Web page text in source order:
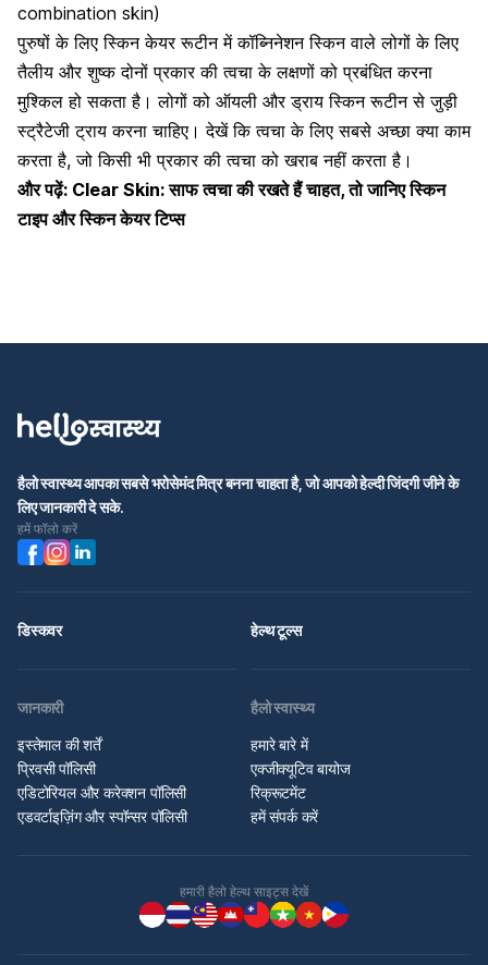
combination skin)
पुरुषों के लिए स्किन केयर रूटीन मेंकॉब्निनेशन स्किन वाले लोगों के लिए
तैलीय और शुष्क दोनों प्रकार की त्वचा के लक्षणों को प्रबंधित करना
मुश्किल हो सकता है। लोगों को ऑयली और ड्राय स्किन रूटीन से जुड़ी
स्ट्रैटेजी ट्राय करना चाहिए। देखें कि त्वचा के लिए सबसे अच्छा क्या काम
करता है, जो किसी भी प्रकार की त्वचा को खराब नहीं करता है।
और पढ़ें: Clear Skin: साफ त्वचा की रखते हैं चाहत, तो जानिए स्किन
टाइप और स्किन केयर टिप्स
हैलो स्वास्थ्य आपका सबसे भरोसेमंद मित्र बनना चाहता है, जो आपको हेल्दी जिंदगी जीने के
लिए जानकारी दे सके.
हमें फॉलो करें
डिस्कवर हेल्थ टूल्स
जानकारी
इस्तेमाल की शर्तें
प्रिवसी पॉलिसी
एडिटोरियल और करेक्शन पॉलिसी
एडवर्टाइज़िंग और स्पॉन्सर पॉलिसी
हैलो स्वास्थ्य
हमारे बारे में
एक्जीक्यूटिव बायोज
रिक्रूटमेंट
हमें संपर्क करें
हमारी हैलो हेल्थ साइट्स देखें